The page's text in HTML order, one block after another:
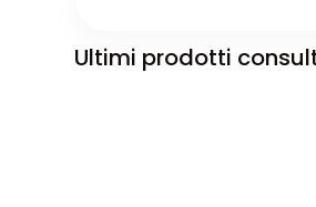
Ultimi prodotti